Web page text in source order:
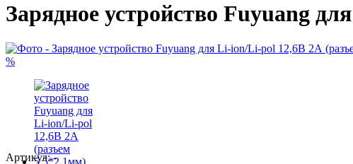
Зарядное устройство Fuyuang
%
Артикул: -